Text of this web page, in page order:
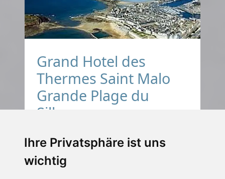
Ihre Privatsphäre ist uns
wichtig
Grand Hotel des
Thermes Saint Malo
Grande Plage du
Sillon
St Malo, Bretagne, Frankreich
Haustiere erlaubt
Internet